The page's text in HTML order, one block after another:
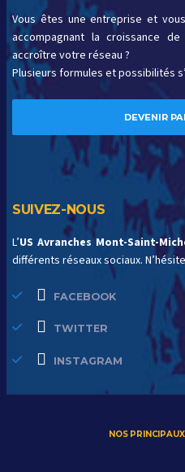
Vous êtes une entreprise et
accompagnant la croissance
accroître votre réseau ?
Plusieurs formules et possibilités
DEVENIR
SUIVEZ-NOUS
L’US Avranches Mont-Saint-
différents réseaux sociaux.
FACEBOOK
TWITTER
INSTAGRAM
NOS